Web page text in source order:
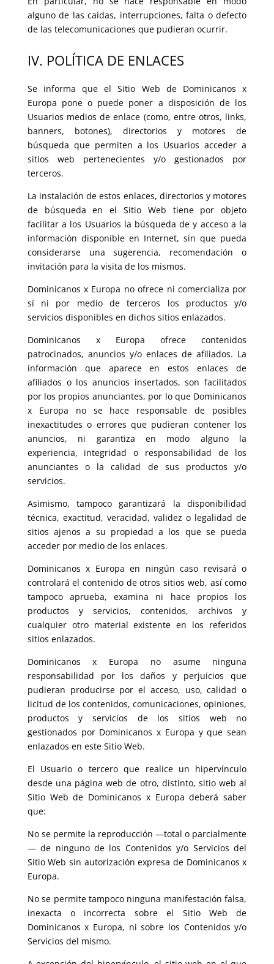
alguno de las caídas, interrupciones, falta o defecto
de las telecomunicaciones que pudieran ocurrir.
IV. POLÍTICA DE ENLACES
Se informa que el Sitio Web de Dominicanos x
Europa pone o puede poner a disposición de los
Usuarios medios de enlace (como, entre otros, links,
banners, botones), directorios y motores de
búsqueda que permiten a los Usuarios acceder a
sitios web pertenecientes y/o gestionados por
terceros.
La instalación de estos enlaces, directorios y motores
de búsqueda en el Sitio Web tiene por objeto
facilitar a los Usuarios la búsqueda de y acceso a la
información disponible en Internet, sin que pueda
considerarse una sugerencia, recomendación o
invitación para la visita de los mismos.
Dominicanos x Europa no ofrece ni comercializa por
sí ni por medio de terceros los productos y/o
servicios disponibles en dichos sitios enlazados.
Dominicanos x Europa ofrece contenidos
patrocinados, anuncios y/o enlaces de afiliados. La
información que aparece en estos enlaces de
afiliados o los anuncios insertados, son facilitados
por los propios anunciantes, por lo que Dominicanos
x Europa no se hace responsable de posibles
inexactitudes o errores que pudieran contener los
anuncios, ni garantiza en modo alguno la
experiencia, integridad o responsabilidad de los
anunciantes o la calidad de sus productos y/o
servicios.
Asimismo, tampoco garantizará la disponibilidad
técnica, exactitud, veracidad, validez o legalidad de
sitios ajenos a su propiedad a los que se pueda
acceder por medio de los enlaces.
Dominicanos x Europa en ningún caso revisará o
controlará el contenido de otros sitios web, así como
tampoco aprueba, examina ni hace propios los
productos y servicios, contenidos, archivos y
cualquier otro material existente en los referidos
sitios enlazados.
Dominicanos x Europa no asume ninguna
responsabilidad por los daños y perjuicios que
pudieran producirse por el acceso, uso, calidad o
licitud de los contenidos, comunicaciones, opiniones,
productos y servicios de los sitios web no
gestionados por Dominicanos x Europa y que sean
enlazados en este Sitio Web.
El Usuario o tercero que realice un hipervínculo
desde una página web de otro, distinto, sitio web al
Sitio Web de Dominicanos x Europa deberá saber
que:
No se permite la reproducción —total o parcialmente
— de ninguno de los Contenidos y/o Servicios del
Sitio Web sin autorización expresa de Dominicanos x
Europa.
No se permite tampoco ninguna manifestación falsa,
inexacta o incorrecta sobre el Sitio Web de
Dominicanos x Europa, ni sobre los Contenidos y/o
Servicios del mismo.